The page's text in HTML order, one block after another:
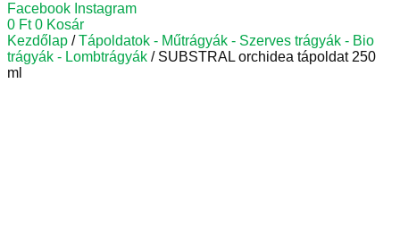
Facebook Instagram
0 Ft 0 Kosár
Kezdőlap /Tápoldatok - Műtrágyák - Szerves trágyák - Bio
trágyák - Lombtrágyák / SUBSTRAL orchidea tápoldat 250
ml